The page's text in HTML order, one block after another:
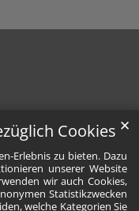
Cookies
Erlebnis zu bieten. Dazu
unserer Website
wir auch Cookies,
Statistikzwecken
welche Kategorien Sie
✕